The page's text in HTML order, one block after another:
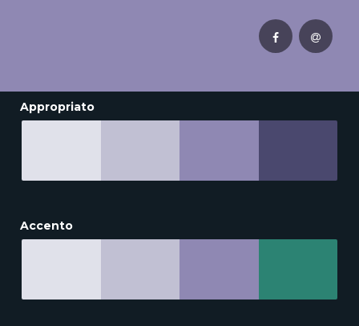
Appropriato
Accento